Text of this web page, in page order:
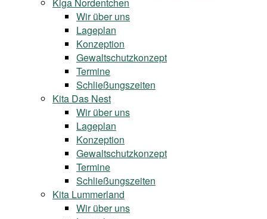
Wir über uns
Lageplan
Konzeption
Gewaltschutzkonzept
Termine
Schließungszeiten
Kita Das Nest
Wir über uns
Lageplan
Konzeption
Gewaltschutzkonzept
Termine
Schließungszeiten
Kita Lummerland
Wir über uns